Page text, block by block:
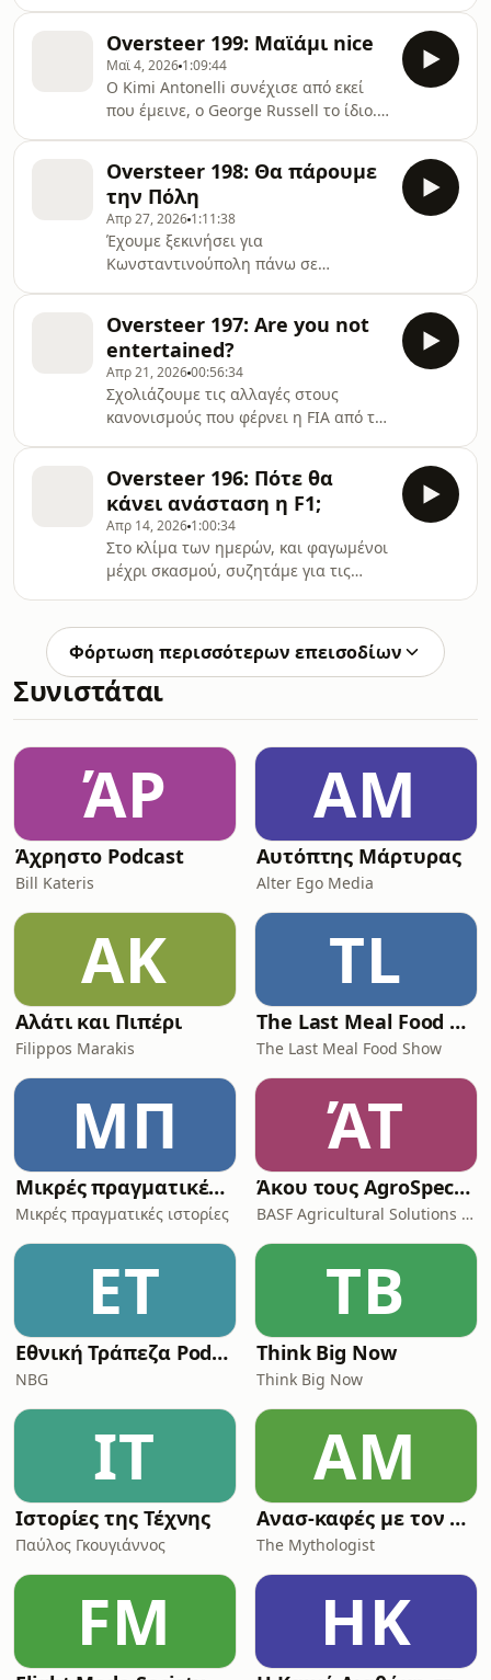
Oversteer 199: Μαϊάμι nice
Μαϊ 4, 2026 1:09:44
Ο Kimi Antonelli συνέχισε από εκεί
που έμεινε, ο George Russell το ίδιο.
στη&#8230;
Oversteer 198: Θα πάρουμε
την Πόλη
Απρ 27, 2026 1:11:38
Έχουμε ξεκινήσει για
Κωνσταντινούπολη πάνω σε
πατώντας play.
Oversteer 197: Are you not
entertained?
Απρ 21, 202600:56:34
Σχολιάζουμε τις αλλαγές στους
κανονισμούς που φέρνει η FIA από το
και&#8230;
Oversteer 196: Πότε θα
κάνει ανάσταση η F1;
Απρ 14, 2026 1:00:34
Στο κλίμα των ημερών, και φαγωμένοι
μέχρι σκασμού, συζητάμε για τις
αποχώρηση Lambiase.
Φόρτωση περισσότερων επεισοδίων
Συνιστάται
ΆP
Άχρηστο Podcast
Bill Kateris
ΑΜ
Αυτόπτης Μάρτυρας
Alter Ego Media
ΑΚ
Αλάτι και Πιπέρι
Filippos Marakis
TL
The Last Meal Food Show
The Last Meal Food Show
ΜΠ
Μικρές πραγματικές ιστορίες της ανθρωπότητας
Μικρές πραγματικές ιστορίες
ΆΤ
Άκου τους AgroSpecialists
BASF Agricultural Solutions Greece
ΕΤ
Εθνική Τράπεζα Podcasts
NBG
TB
Think Big Now
Think Big Now
ΙΤ
Ιστορίες της Τέχνης
Παύλος Γκουγιάννος
ΑΜ
Ανασ-καφές με τον Κων/νο Λουκόπουλο
The Mythologist
FM ΗΚ